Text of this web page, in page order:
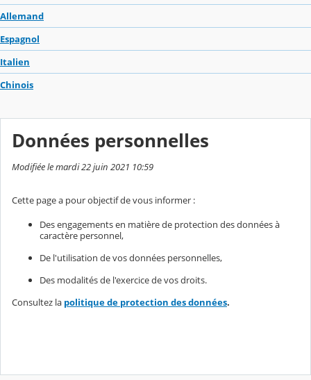
Allemand
Espagnol
Italien
Chinois
Données personnelles
Modifiée le mardi 22 juin 2021 10:59
Cette page a pour objectif de vous informer :
Des engagements en matière de protection des données à
caractère personnel,
De l'utilisation de vos données personnelles,
Des modalités de l'exercice de vos droits.
Consultez la politique de protection des données.